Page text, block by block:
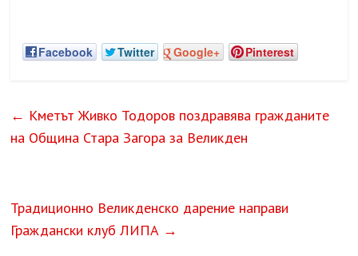
Facebook Twitter Google+ Pinterest
← Кметът Живко Тодоров поздравява гражданите
на Община Стара Загора за Великден
Традиционно Великденско дарение направи
Граждански клуб ЛИПА →